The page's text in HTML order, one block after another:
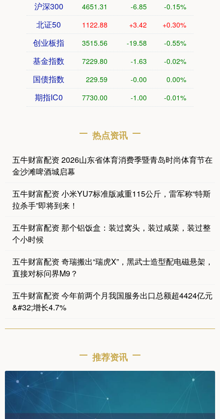
沪深300 4651.31 -6.85 -0.15%
北证50 1122.88 +3.42 +0.30%
创业板指 3515.56 -19.58 -0.55%
基金指数 7229.80 -1.63 -0.02%
国债指数 229.59 -0.00 0.00%
期指IC0 7730.00 -1.00 -0.01%
热点资讯
五牛财富配资 2026山东省体育消费季暨青岛时尚体育节在
金沙滩啤酒城启幕
五牛财富配资 小米YU7标准版减重115公斤，雷军称“特斯
拉杀手”即将到来！
五牛财富配资 那个铝饭盒：装过窝头，装过咸菜，装过整
个小时候
五牛财富配资 奇瑞搬出“瑞虎X”，黑武士造型配电磁悬架，
直接对标问界M9？
五牛财富配资 今年前两个月我国服务出口总额超4424亿元
&#32;增长4.7%
推荐资讯